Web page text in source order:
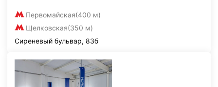
Первомайская(400 м)
Щелковская(350 м)
Сиреневый бульвар, 83б